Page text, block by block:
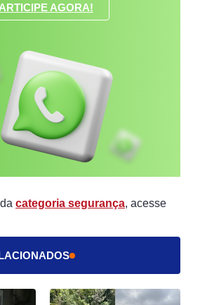
AGORA!
categoria segurança , acesse